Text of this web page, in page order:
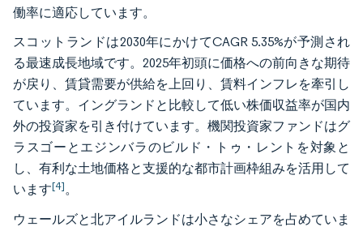
働率に適応しています。
スコットランドは2030年にかけてCAGR 5.35%が予測され
る最速成長地域です。2025年初頭に価格への前向きな期待
が戻り、賃貸需要が供給を上回り、賃料インフレを牽引し
ています。イングランドと比較して低い株価収益率が国内
外の投資家を引き付けています。機関投資家ファンドはグ
ラスゴーとエジンバラのビルド・トゥ・レントを対象と
し、有利な土地価格と支援的な都市計画枠組みを活用して
います[4]。
ウェールズと北アイルランドは小さなシェアを占めていま